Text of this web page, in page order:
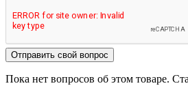
Отправить свой вопрос
Пока нет вопросов об этом товаре.